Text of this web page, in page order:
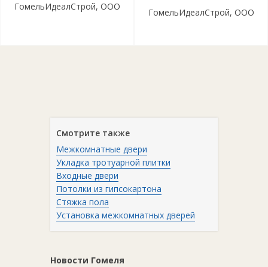
ГомельИдеалСтрой, ООО
ГомельИдеалСтрой, ООО
Смотрите также
Межкомнатные двери
Укладка тротуарной плитки
Входные двери
Потолки из гипсокартона
Стяжка пола
Установка межкомнатных дверей
Новости Гомеля